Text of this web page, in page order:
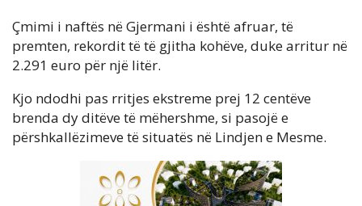
Çmimi i naftës në Gjermani i është afruar, të
premten, rekordit të të gjitha kohëve, duke arritur në
2.291 euro për një litër.
Kjo ndodhi pas rritjes ekstreme prej 12 centëve
brenda dy ditëve të mëhershme, si pasojë e
përshkallëzimeve të situatës në Lindjen e Mesme.